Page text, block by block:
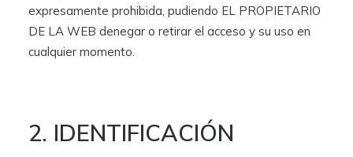
expresamente prohibida, pudiendo EL PROPIETARIO
DE LA WEB denegar o retirar el acceso y su uso en
cualquier momento.
2. IDENTIFICACIÓN